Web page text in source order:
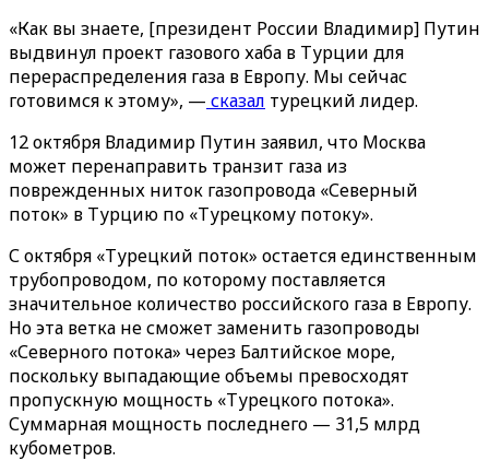
«Как вы знаете, [президент России Владимир] Путин
выдвинул проект газового хаба в Турции для
перераспределения газа в Европу. Мы сейчас
готовимся к этому», — сказал турецкий лидер.
12 октября Владимир Путин заявил, что Москва
может перенаправить транзит газа из
поврежденных ниток газопровода «Северный
поток» в Турцию по «Турецкому потоку».
С октября «Турецкий поток» остается единственным
трубопроводом, по которому поставляется
значительное количество российского газа в Европу.
Но эта ветка не сможет заменить газопроводы
«Северного потока» через Балтийское море,
поскольку выпадающие объемы превосходят
пропускную мощность «Турецкого потока».
Суммарная мощность последнего — 31,5 млрд
кубометров.